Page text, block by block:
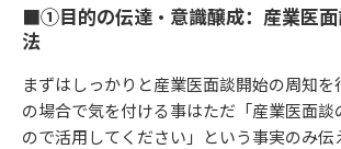
■①目的の伝達・意識醸成：産業医面
法
まずはしっかりと産業医面談開始の周知を
の場合で気を付ける事はただ「産業医面談
ので活用してください」という事実のみ伝